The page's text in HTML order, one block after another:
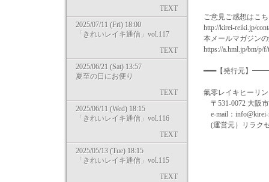
TEXT
2025/07/11 (Fri) 18:00
「きれいレイキ通信」vol.117
TEXT
2025/06/21 (Sat) 13:57
夏至の日にお便り
TEXT
2025/06/11 (Wed) 18:15
「きれいレイキ通信」vol.116
TEXT
2025/05/13 (Tue) 18:15
「きれいレイキ通信」vol.115
TEXT
ご意見ご感想はこ
http://kirei-reiki.jp/
本メールマガジン
https://a.hml.jp/bm/p/
━━━【発行元
氣零レイキヒーリ
〒531-0072 大阪
e-mail：info@kirei-
(運営元）リラク